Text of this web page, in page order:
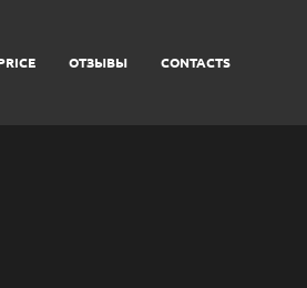
ОТЗЫВЫ CONTACTS